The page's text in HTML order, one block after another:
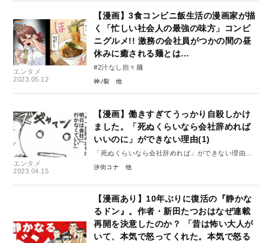
エンタメ
2023.05.12
【漫画】3食コンビニ飯生活の漫画家が描
く「忙しい社会人の最強の味方」コンビ
ニグルメ!! 激務の会社員がつかの間の昼
休みに癒される麺とは…
#2汁なし担々麺
神ﾉ裂
エンタメ
2023.04.15
【漫画】働きすぎてうっかり自殺しかけ
ました。「死ぬくらいなら会社辞めれば
いいのに」ができない理由(1)
「死ぬくらいなら会社辞めれば」ができない理由
（1）
汐街コナ
【漫画あり】10年ぶりに復活の『静かな
るドン』。作者・新田たつおはなぜ連載
再開を決意したのか？ 「昔は怖い大人が
いて、本気で怒ってくれた。本気で怒る